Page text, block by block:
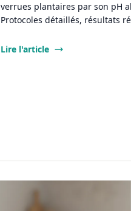
verrues plantaires par son pH
Protocoles détaillés, résultats
Lire l'article